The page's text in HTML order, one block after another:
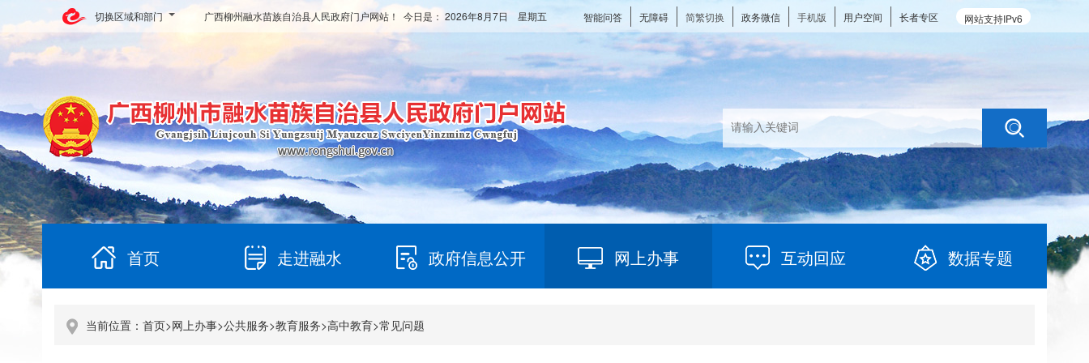
切换区域和部门 网站支持IPv6
智能问答 无障碍 简繁切换 政务微信 手机版 用户空间 长者专区
广西柳州融水苗族自治县人民政府门户网站！ 今日是： 2026年8月7日 星期五
首页 走进融水 政府信息公开 网上办事 互动回应 数据专题
当前位置： 首页>网上办事>公共服务>教育服务>高中教育>常见问题